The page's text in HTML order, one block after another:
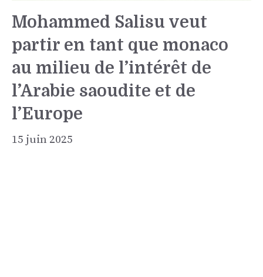
Mohammed Salisu veut
partir en tant que monaco
au milieu de l’intérêt de
l’Arabie saoudite et de
l’Europe
15 juin 2025